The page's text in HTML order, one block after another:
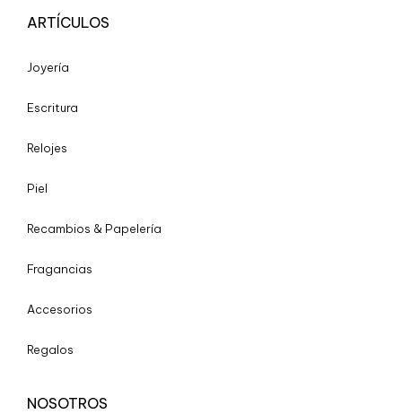
ARTÍCULOS
Joyería
Escritura
Relojes
Piel
Recambios & Papelería
Fragancias
Accesorios
Regalos
NOSOTROS